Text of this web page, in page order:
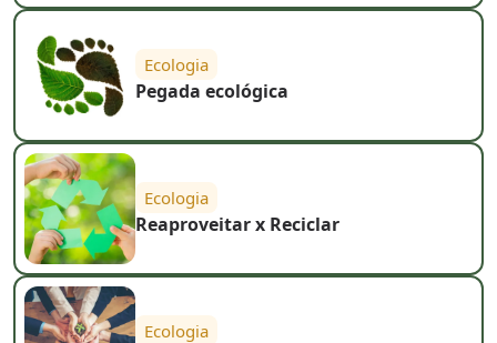
Ecologia
Pegada ecológica
Ecologia
Reaproveitar x Reciclar
Ecologia